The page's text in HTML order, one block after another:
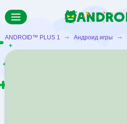
ANDROID™ PLUS 1 ➞ Андроид игры ➞